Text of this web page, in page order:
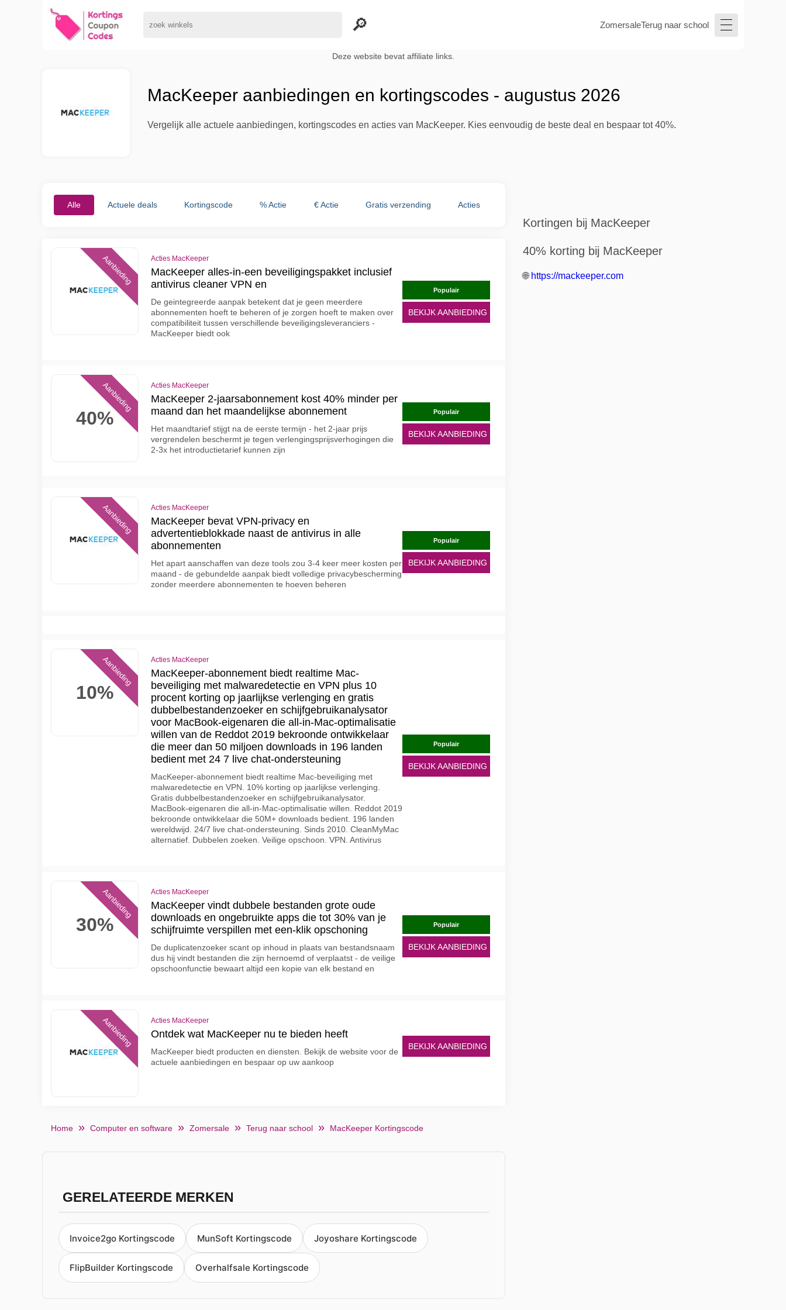
ZomersaleTerug naar school
Deze website bevat affiliate links.
MacKeeper aanbiedingen en kortingscodes - augustus 2026
Vergelijk alle actuele aanbiedingen, kortingscodes en acties van MacKeeper. Kies eenvoudig de beste deal en bespaar tot 40%.
Alle Actuele deals Kortingscode % Actie € Actie Gratis verzending Acties
Aanbieding Acties MacKeeper
MacKeeper alles-in-een beveiligingspakket inclusief
antivirus cleaner VPN en
De geintegreerde aanpak betekent dat je geen meerdere
abonnementen hoeft te beheren of je zorgen hoeft te maken over
compatibiliteit tussen verschillende beveiligingsleveranciers -
MacKeeper biedt ook
Populair
BEKIJK AANBIEDING
40%
Aanbieding Acties MacKeeper
MacKeeper 2-jaarsabonnement kost 40% minder per
maand dan het maandelijkse abonnement
Het maandtarief stijgt na de eerste termijn - het 2-jaar prijs
vergrendelen beschermt je tegen verlengingsprijsverhogingen die
2-3x het introductietarief kunnen zijn
Populair
BEKIJK AANBIEDING
Aanbieding Acties MacKeeper
MacKeeper bevat VPN-privacy en
advertentieblokkade naast de antivirus in alle
abonnementen
Het apart aanschaffen van deze tools zou 3-4 keer meer kosten per
maand - de gebundelde aanpak biedt volledige privacybescherming
zonder meerdere abonnementen te hoeven beheren
Populair
BEKIJK AANBIEDING
10%
Aanbieding Acties MacKeeper
MacKeeper-abonnement biedt realtime Mac-
beveiliging met malwaredetectie en VPN plus 10
procent korting op jaarlijkse verlenging en gratis
dubbelbestandenzoeker en schijfgebruikanalysator
voor MacBook-eigenaren die all-in-Mac-optimalisatie
willen van de Reddot 2019 bekroonde ontwikkelaar
die meer dan 50 miljoen downloads in 196 landen
bedient met 24 7 live chat-ondersteuning
MacKeeper-abonnement biedt realtime Mac-beveiliging met
malwaredetectie en VPN. 10% korting op jaarlijkse verlenging.
Gratis dubbelbestandenzoeker en schijfgebruikanalysator.
MacBook-eigenaren die all-in-Mac-optimalisatie willen. Reddot 2019
bekroonde ontwikkelaar die 50M+ downloads bedient. 196 landen
wereldwijd. 24/7 live chat-ondersteuning. Sinds 2010. CleanMyMac
alternatief. Dubbelen zoeken. Veilige opschoon. VPN. Antivirus
Populair
BEKIJK AANBIEDING
30%
Aanbieding Acties MacKeeper
MacKeeper vindt dubbele bestanden grote oude
downloads en ongebruikte apps die tot 30% van je
schijfruimte verspillen met een-klik opschoning
De duplicatenzoeker scant op inhoud in plaats van bestandsnaam
dus hij vindt bestanden die zijn hernoemd of verplaatst - de veilige
opschoonfunctie bewaart altijd een kopie van elk bestand en
Populair
BEKIJK AANBIEDING
Aanbieding Acties MacKeeper
Ontdek wat MacKeeper nu te bieden heeft
MacKeeper biedt producten en diensten. Bekijk de website voor de
actuele aanbiedingen en bespaar op uw aankoop
BEKIJK AANBIEDING
Home Computer en software Zomersale Terug naar school MacKeeper Kortingscode
GERELATEERDE MERKEN
Invoice2go Kortingscode MunSoft Kortingscode Joyoshare Kortingscode
FlipBuilder Kortingscode Overhalfsale Kortingscode
Kortingen bij MacKeeper
40% korting bij MacKeeper
🌐 https://mackeeper.com